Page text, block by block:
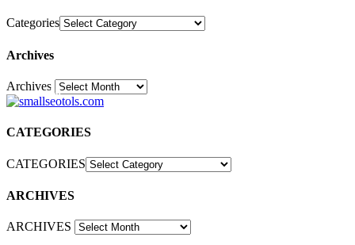
Categories
Archives
Archives30
CATEGORIES
CATEGORIES
ARCHIVES
ARCHIVES